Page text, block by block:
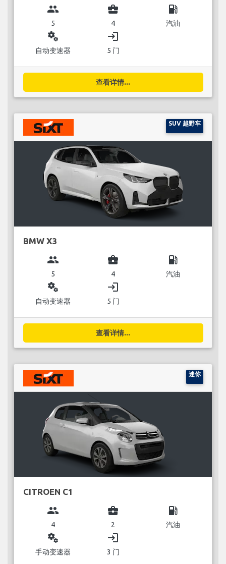
group
5
business_center
4
local_gas_station
汽油
miscellaneous_services
自动变速器
login
5 门
查看详情...
SUV 越野车
BMW X3
group
5
business_center
4
local_gas_station
汽油
miscellaneous_services
自动变速器
login
5 门
查看详情...
迷你
CITROEN C1
group
4
business_center
2
local_gas_station
汽油
miscellaneous_services
手动变速器
login
3 门